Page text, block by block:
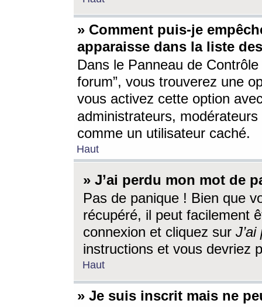
» Comment puis-je
apparaisse dans la liste
Dans le Panneau de
forum”, vous trouverez une
vous activez cette option
administrateurs,
comme un utilisateur caché.
Haut
» J’ai perdu mon mot de
Pas de panique ! Bien que
récupéré, il peut facilement
connexion et cliquez sur
instructions et vous devriez
Haut
» Je suis inscrit mais ne